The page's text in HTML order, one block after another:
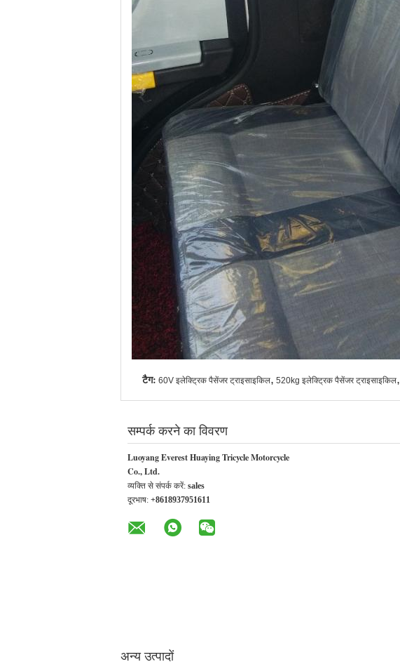
टैग: 60V इलेक्ट्रिक पैसेंजर ट्राइसाइकिल, 520kg इलेक्ट्रिक पैसेंजर ट्राइसाइकिल,
सम्पर्क करने का विवरण
Luoyang Everest Huaying Tricycle Motorcycle
Co., Ltd.
व्यक्ति से संपर्क करें: sales
दूरभाष: +8618937951611
अन्य उत्पादों